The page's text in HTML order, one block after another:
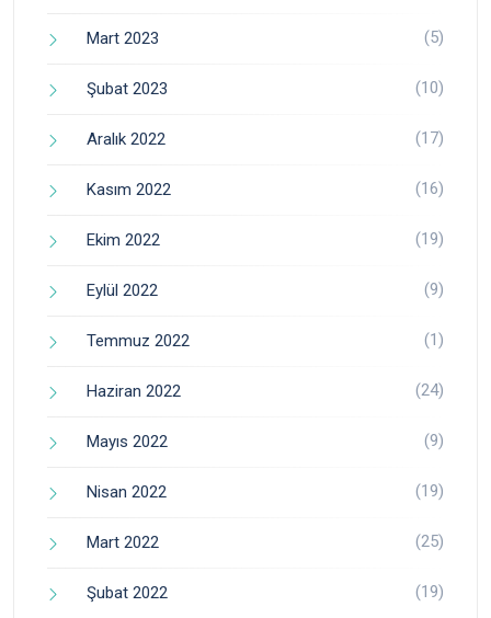
Mart 2023 (5)
Şubat 2023 (10)
Aralık 2022 (17)
Kasım 2022 (16)
Ekim 2022 (19)
Eylül 2022 (9)
Temmuz 2022 (1)
Haziran 2022 (24)
Mayıs 2022 (9)
Nisan 2022 (19)
Mart 2022 (25)
Şubat 2022 (19)